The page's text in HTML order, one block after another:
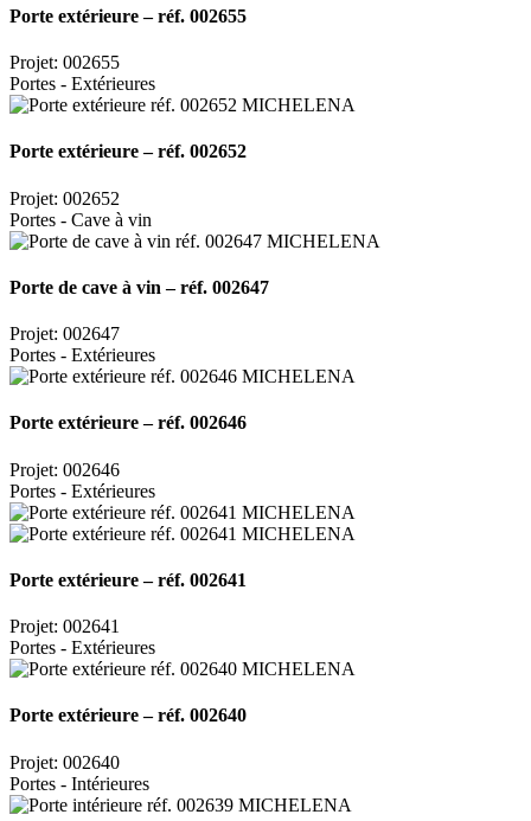
Porte extérieure – réf. 002655
Projet: 002655
Portes - Extérieures
Porte extérieure – réf. 002652
Projet: 002652
Portes - Cave à vin
Porte de cave à vin – réf. 002647
Projet: 002647
Portes - Extérieures
Porte extérieure – réf. 002646
Projet: 002646
Portes - Extérieures
Porte extérieure – réf. 002641
Projet: 002641
Portes - Extérieures
Porte extérieure – réf. 002640
Projet: 002640
Portes - Intérieures